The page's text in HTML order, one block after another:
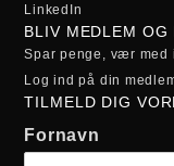
LinkedIn
BLIV MEDLEM OG
Spar penge, vær med
Log ind på din
TILMELD DIG
Fornavn